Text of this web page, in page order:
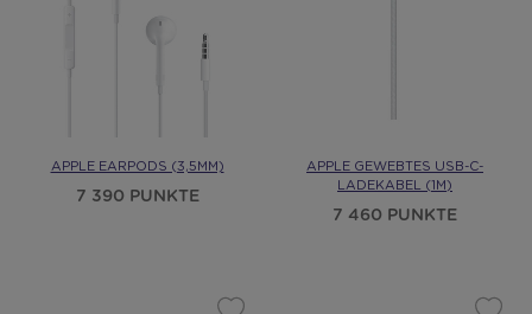
APPLE EARPODS (3,5MM)
7 390 PUNKTE
APPLE GEWEBTES USB-C-
LADEKABEL (1M)
7 460 PUNKTE